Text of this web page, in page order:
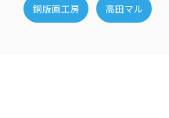
銅版画工房 高田マル